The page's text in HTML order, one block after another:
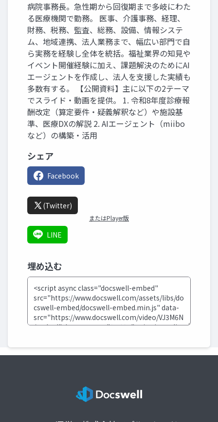
病院事務長。急性期から回復期まで多岐にわた
る医療機関で勤務。 医事、介護事務、経理、
財務、税務、監査、総務、設備、情報システ
ム、地域連携、法人業務まで、幅広い部門で自
ら実務を経験し全体を統括。福祉業界の知見や
イベント開催経験に加え、課題解決のためにAI
エージェントを作成し、法人を支援した実績も
多数有する。 【公開資料】主に以下の2テーマ
でスライド・動画を提供。 1. 令和8年度診療報
酬改定（算定要件・疑義解釈など）や施設基
準、医療DXの解説 2. AIエージェント（miibo
など）の構築・活用
シェア
Facebook
(Twitter)
またはPlayer版
LINE
埋め込む